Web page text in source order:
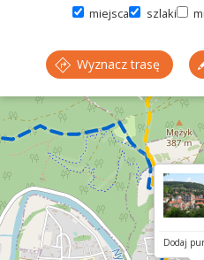
Dodaj
miejsca szlaki
Wyznacz trasę